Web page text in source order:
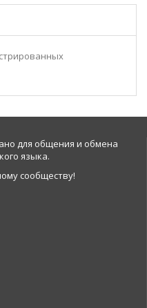
для общения и обмена
языка.
сообществу!